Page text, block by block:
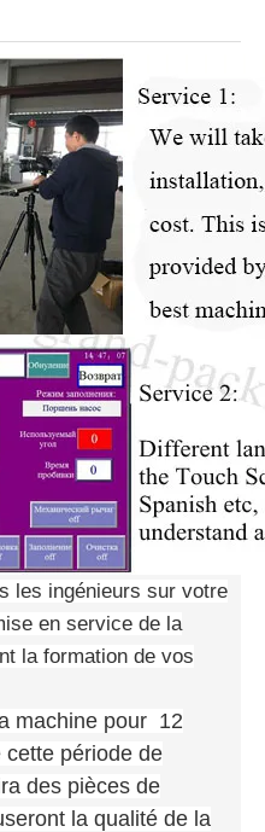
les ingénieurs sur votre
en service de la
la formation de vos
machine pour 12
cette période de
des pièces de
la qualité de la